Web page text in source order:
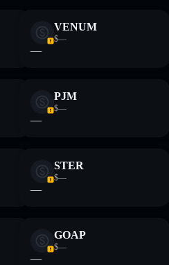
hanno esclusivamente scopi
una consulenza finanziaria.
VENUM
$—
—
PJM
$—
—
STER
$—
—
GOAP
$—
—